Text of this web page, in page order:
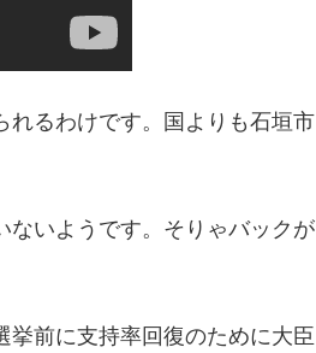
れるわけです。国よりも石垣市
ないようです。そりゃバックが
挙前に支持率回復のために大臣